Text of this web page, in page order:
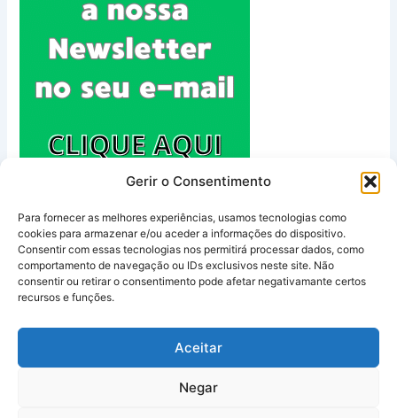
Gerir o Consentimento
Para fornecer as melhores experiências, usamos tecnologias como
cookies para armazenar e/ou aceder a informações do dispositivo.
Consentir com essas tecnologias nos permitirá processar dados, como
comportamento de navegação ou IDs exclusivos neste site. Não
consentir ou retirar o consentimento pode afetar negativamante certos
recursos e funções.
Aceitar
Negar
Política de Privacidade
Termos e Condições